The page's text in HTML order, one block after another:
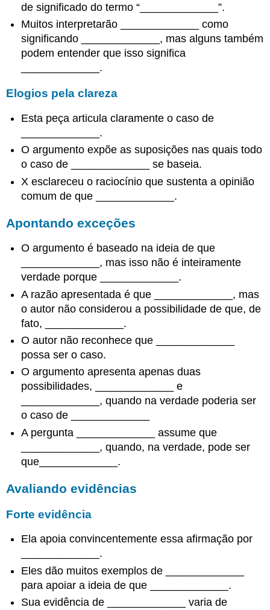
de significado do termo “_____________”.
Muitos interpretarão _____________ como
significando _____________, mas alguns também
podem entender que isso significa
_____________.
Elogios pela clareza
Esta peça articula claramente o caso de
_____________.
O argumento expõe as suposições nas quais todo
o caso de _____________ se baseia.
X esclareceu o raciocínio que sustenta a opinião
comum de que _____________.
Apontando exceções
O argumento é baseado na ideia de que
_____________, mas isso não é inteiramente
verdade porque _____________.
A razão apresentada é que _____________, mas
o autor não considerou a possibilidade de que, de
fato, _____________.
O autor não reconhece que _____________
possa ser o caso.
O argumento apresenta apenas duas
possibilidades, _____________ e
_____________, quando na verdade poderia ser
o caso de _____________
A pergunta _____________ assume que
_____________, quando, na verdade, pode ser
que_____________.
Avaliando evidências
Forte evidência
Ela apoia convincentemente essa afirmação por
_____________.
Eles dão muitos exemplos de _____________
para apoiar a ideia de que _____________.
Sua evidência de _____________ varia de